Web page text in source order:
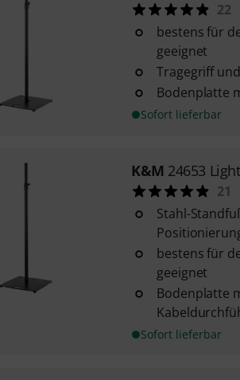
22
bestens für
geeignet
Tragegriff
Bodenplatte
Sofort lieferbar
K&M 24653
21
Stahl-
bestens für
geeignet
Bodenplatte
Sofort lieferbar